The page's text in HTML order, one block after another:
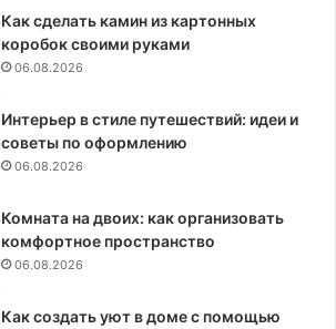
Как сделать камин из картонных
коробок своими руками
06.08.2026
Интерьер в стиле путешествий: идеи и
советы по оформлению
06.08.2026
Комната на двоих: как организовать
комфортное пространство
06.08.2026
Как создать уют в доме с помощью